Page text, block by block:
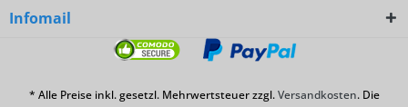
Infomail
* Alle Preise inkl. gesetzl. Mehrwertsteuer zzgl.Versandkosten. Die